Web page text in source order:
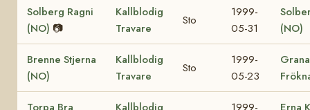
Solberg Ragni
(NO) 📷
Kallblodig
Travare
Sto
1999-
05-31
(NO)
Brenne Stjerna
(NO)
Kallblodig
Travare
Sto
1999-
05-23
Torpa Bra Kallblodig 1999- Erna